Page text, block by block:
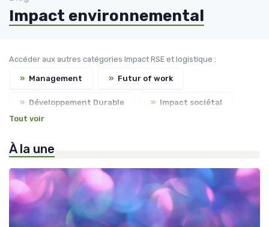
Impact environnemental
Accéder aux autres catégories Impact RSE et logistique :
» Management » Futur of work
» Développement Durable » Impact sociétal
Tout voir
À la une